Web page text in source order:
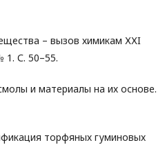
– вызов химикам ХХI
1. С. 50–55.
и материалы на их основе.
торфяных гуминовых